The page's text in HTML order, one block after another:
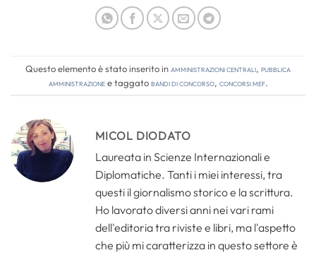
Questo elemento è stato inserito in Amministrazioni Centrali, Pubblica
amministrazionee taggatobandi di concorso, concorsi mef.
MICOL DIODATO
Laureata in Scienze Internazionali e
Diplomatiche. Tanti i miei interessi, tra
questi il giornalismo storico e la scrittura.
Ho lavorato diversi anni nei vari rami
dell'editoria tra riviste e libri, ma l'aspetto
che più mi caratterizza in questo settore è